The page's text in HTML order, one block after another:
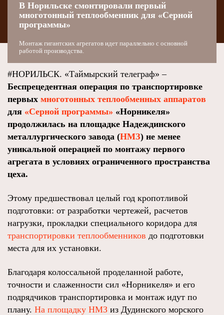
В Норильске смонтировали первый
многотонный теплообменник для «Серной
программы»
Монтаж гигантских агрегатов идет параллельно с основной
работой производства.
#НОРИЛЬСК. «Таймырский телеграф» –
Беспрецедентная операция по транспортировке
первых многотонных теплообменных аппаратов
для «Серной программы» «Норникеля»
продолжилась на площадке Надеждинского
металлургического завода (НМЗ) не менее
уникальной операцией по монтажу первого
агрегата в условиях ограниченного пространства
цеха.
Этому предшествовал целый год кропотливой
подготовки: от разработки чертежей, расчетов
нагрузки, прокладки специального коридора для
транспортировки теплообменников до подготовки
места для их установки.
Благодаря колоссальной проделанной работе,
точности и слаженности сил «Норникеля» и его
подрядчиков транспортировка и монтаж идут по
плану. На площадку НМЗ из Дудинского морского